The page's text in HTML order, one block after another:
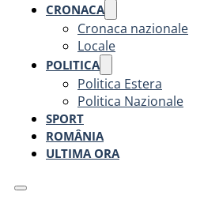
CRONACA
Cronaca nazionale
Locale
POLITICA
Politica Estera
Politica Nazionale
SPORT
ROMÂNIA
ULTIMA ORA